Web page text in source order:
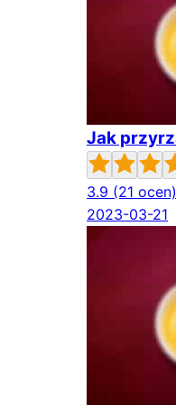
Jak
3.9 (21 ocen)
2023-03-21